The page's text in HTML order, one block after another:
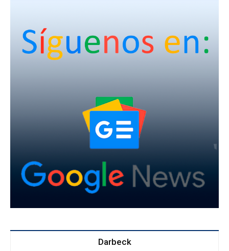
Darbeck